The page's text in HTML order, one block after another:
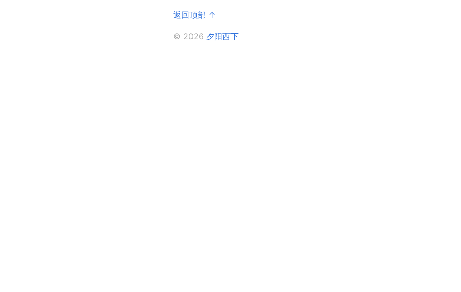
返回顶部 ↑
© 2026 夕阳西下